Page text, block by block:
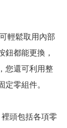
輕鬆取用內部
鈕都能更換，
您還可利用整
零組件。
頭包括各項零